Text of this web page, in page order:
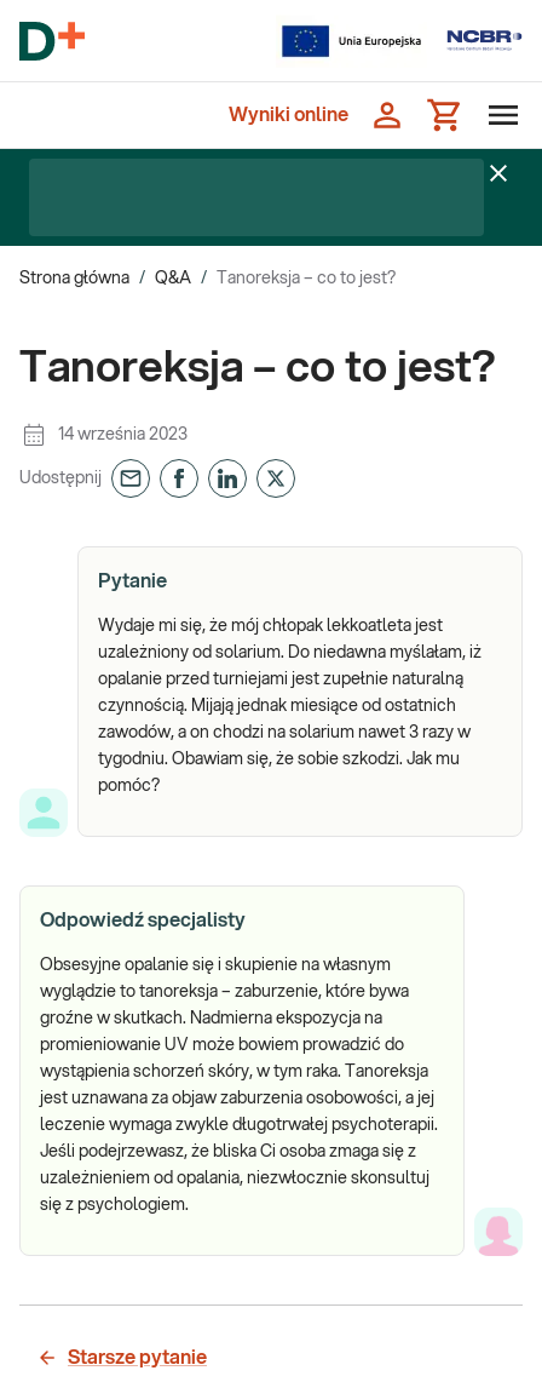
Wyniki online
Strona główna / Q&A / Tanoreksja – co to jest?
Tanoreksja – co to jest?
14 września 2023
Udostępnij
Pytanie
Wydaje mi się, że mój chłopak lekkoatleta jest
uzależniony od solarium. Do niedawna myślałam, iż
opalanie przed turniejami jest zupełnie naturalną
czynnością. Mijają jednak miesiące od ostatnich
zawodów, a on chodzi na solarium nawet 3 razy w
tygodniu. Obawiam się, że sobie szkodzi. Jak mu
pomóc?
Odpowiedź specjalisty
Obsesyjne opalanie się i skupienie na własnym
wyglądzie to tanoreksja – zaburzenie, które bywa
groźne w skutkach. Nadmierna ekspozycja na
promieniowanie UV może bowiem prowadzić do
wystąpienia schorzeń skóry, w tym raka. Tanoreksja
jest uznawana za objaw zaburzenia osobowości, a jej
leczenie wymaga zwykle długotrwałej psychoterapii.
Jeśli podejrzewasz, że bliska Ci osoba zmaga się z
uzależnieniem od opalania, niezwłocznie skonsultuj
się z psychologiem.
Starsze pytanie